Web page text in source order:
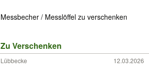
Messbecher / Messlöffel zu verschenken
Zu Verschenken
Lübbecke 12.03.2026